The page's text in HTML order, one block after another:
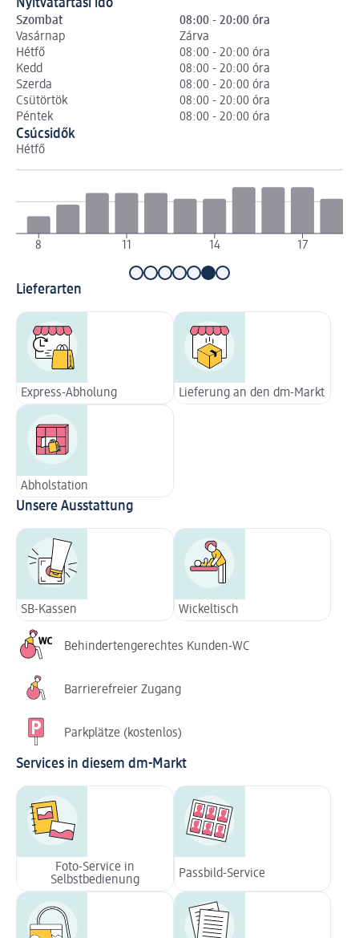
Nyitvatartási idő
Szombat
08:00 - 20:00 óra
Vasárnap
Zárva
Hétfő
08:00 - 20:00 óra
Kedd
08:00 - 20:00 óra
Szerda
08:00 - 20:00 óra
Csütörtök
08:00 - 20:00 óra
Péntek
08:00 - 20:00 óra
Csúcsidők
Hétfő
8 11 14 17
Lieferarten
Express-Abholung Lieferung an den dm-Markt
Abholstation
Unsere Ausstattung
SB-Kassen Wickeltisch
Behindertengerechtes Kunden-WC
Barrierefreier Zugang
Parkplätze (kostenlos)
Services in diesem dm-Markt
Foto-Service in
Selbstbedienung
Passbild-Service